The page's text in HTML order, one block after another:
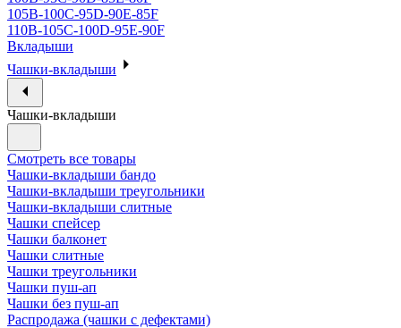
105B-100C-95D-90E-85F
110B-105C-100D-95E-90F
Вкладыши
Чашки-вкладыши
Чашки-вкладыши
Смотреть все товары
Чашки-вкладыши бандо
Чашки-вкладыши треугольники
Чашки-вкладыши слитные
Чашки спейсер
Чашки балконет
Чашки слитные
Чашки треугольники
Чашки пуш-ап
Чашки без пуш-ап
Распродажа (чашки с дефектами)